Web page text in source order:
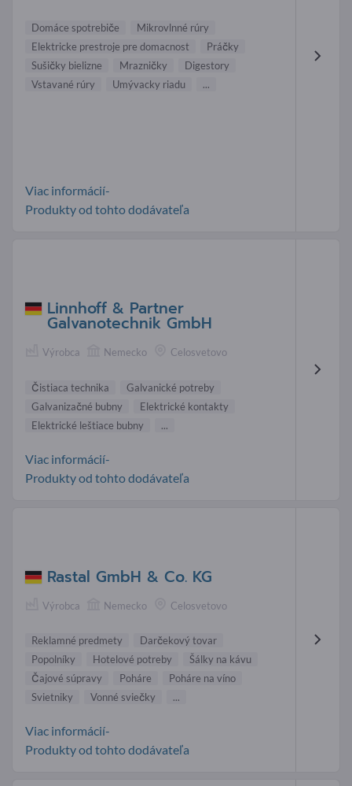
Domáce spotrebiče
Mikrovlnné rúry
Elektricke prestroje pre domacnost
Práčky
Sušičky bielizne
Mrazničky
Digestory
Vstavané rúry
Umývacky riadu ...
Viac informácií-
Produkty od tohto dodávateľa
Linnhoff & Partner
Galvanotechnik GmbH
Výrobca Nemecko Celosvetovo
Čistiaca technika
Galvanické potreby
Galvanizačné bubny
Elektrické kontakty
Elektrické leštiace bubny
...
Viac informácií-
Produkty od tohto dodávateľa
Rastal GmbH & Co. KG
Výrobca Nemecko Celosvetovo
Reklamné predmety
Darčekový tovar
Popolníky
Hotelové potreby
Šálky na kávu
Čajové súpravy
Poháre
Poháre na víno
Svietniky
Vonné sviečky ...
Viac informácií-
Produkty od tohto dodávateľa